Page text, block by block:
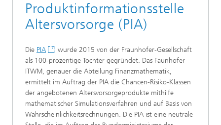
Produktinformationsstelle
Altersvorsorge (PIA)
Die PIA
wurde 2015 von der Fraunhofer-Gesellschaft
als 100-prozentige Tochter gegründet. Das Faunhofer
ITWM, genauer die Abteilung Finanzmathematik,
ermittelt im Auftrag der PIA die Chancen-Risiko-Klassen
der angebotenen Altersvorsorgeprodukte mithilfe
mathematischer Simulationsverfahren und auf Basis von
Wahrscheinlichkeitsrechnungen. Die PIA ist eine neutrale